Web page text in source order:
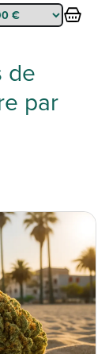
de
par